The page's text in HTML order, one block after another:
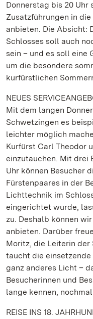
Donnerstag bis 20 Uhr
Zusatzführungen in
anbieten. Die Absicht:
Schlosses soll auch
sein – und es soll eine
um die besondere
kurfürstlichen
NEUES
Mit dem langen
Schwetzingen es
leichter möglich
Kurfürst Carl Theodor
einzutauchen. Mit drei
Uhr können Besucher
Fürstenpaares in der
Lichttechnik im
eingerichtet wurde,
zu. Deshalb können
anbieten. Darüber
Moritz, die Leiterin der
taucht die einsetzende
ganz anderes Licht –
Besucherinnen und
lange kennen,
REISE INS 18.